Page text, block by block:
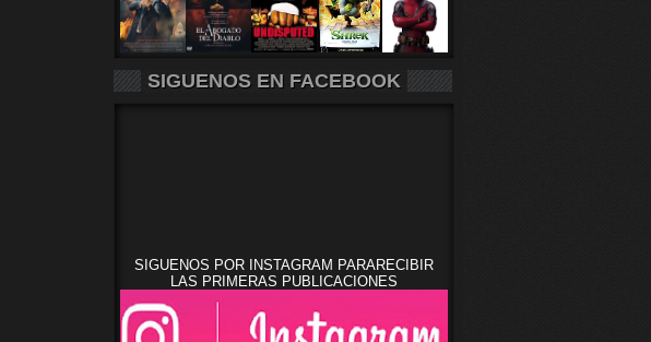
SIGUENOS EN FACEBOOK
SIGUENOS POR INSTAGRAM PARARECIBIR
LAS PRIMERAS PUBLICACIONES